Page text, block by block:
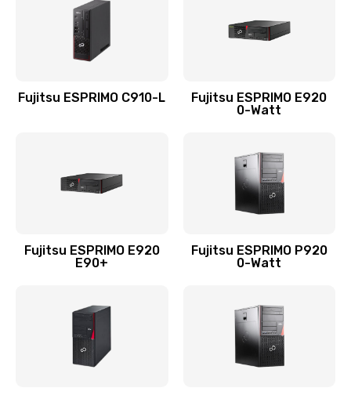
Fujitsu ESPRIMO C910-L
Fujitsu ESPRIMO E920
0-Watt
Fujitsu ESPRIMO E920
E90+
Fujitsu ESPRIMO P920
0-Watt